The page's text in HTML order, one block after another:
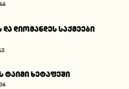
და დიომანდეს საქმეები
ტაიმი ხეტაფეში